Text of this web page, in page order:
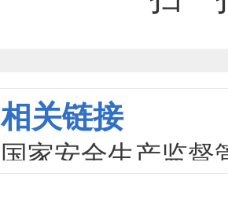
相关链接
国家安全生产监督